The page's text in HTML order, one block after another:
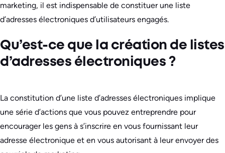
marketing, il est indispensable de constituer une liste
d’adresses électroniques d’utilisateurs engagés.
Qu’est-ce que la création de listes
d’adresses électroniques ?
La constitution d’une liste d’adresses électroniques implique
une série d’actions que vous pouvez entreprendre pour
encourager les gens à s’inscrire en vous fournissant leur
adresse électronique et en vous autorisant à leur envoyer des